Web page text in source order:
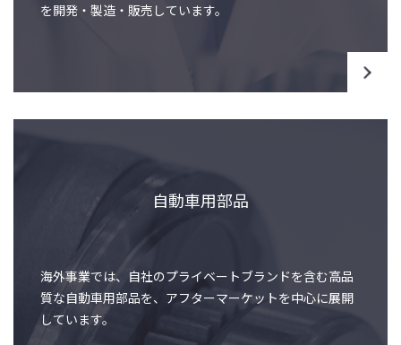
を開発・製造・販売しています。
自動車用部品
海外事業では、自社のプライベートブランドを含む高品
質な自動車用部品を、アフターマーケットを中心に展開
しています。